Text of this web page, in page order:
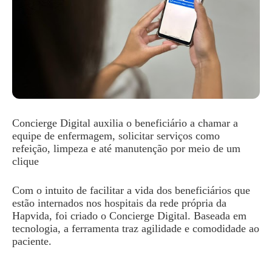
Concierge Digital auxilia o beneficiário a chamar a
equipe de enfermagem, solicitar serviços como
refeição, limpeza e até manutenção por meio de um
clique
Com o intuito de facilitar a vida dos beneficiários que
estão internados nos hospitais da rede própria da
Hapvida, foi criado o Concierge Digital. Baseada em
tecnologia, a ferramenta traz agilidade e comodidade ao
paciente.